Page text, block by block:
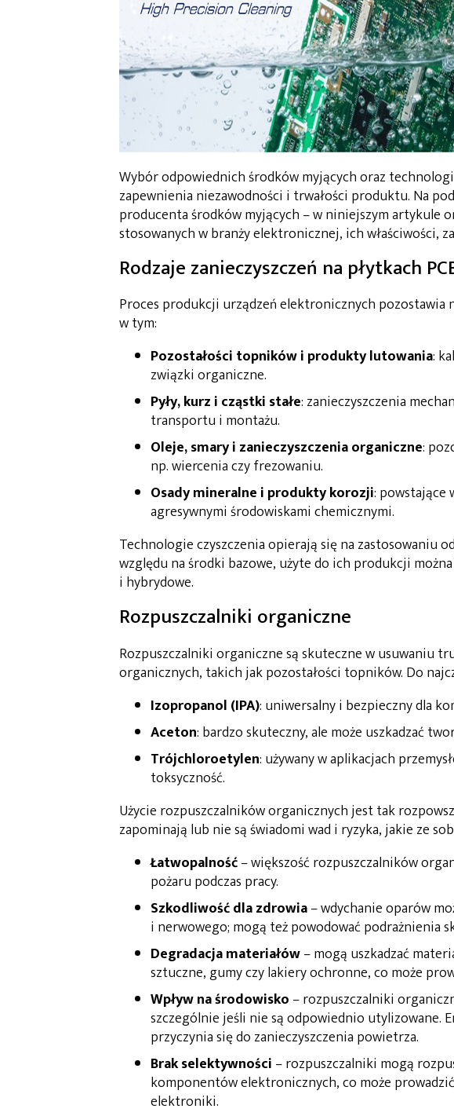
Wybór odpowiednich środków myjących oraz
zapewnienia niezawodności i trwałości produktu. Na
producenta środków myjących – w niniejszym artykule
stosowanych w branży elektronicznej, ich właściwości,
Rodzaje zanieczyszczeń na płytkach
Proces produkcji urządzeń elektronicznych pozostawia
w tym:
Pozostałości topników i produkty lutowania:
związki organiczne.
Pyły, kurz i cząstki stałe: zanieczyszczenia
transportu i montażu.
Oleje, smary i zanieczyszczenia organiczne:
np. wiercenia czy frezowaniu.
Osady mineralne i produkty korozji:
agresywnymi środowiskami chemicznymi.
Technologie czyszczenia opierają się na zastosowaniu
względu na środki bazowe, użyte do ich produkcji
i hybrydowe.
Rozpuszczalniki organiczne
Rozpuszczalniki organiczne są skuteczne w usuwaniu
organicznych, takich jak pozostałości topników. Do
Izopropanol (IPA): uniwersalny i bezpieczny dla
Aceton: bardzo skuteczny, ale może uszkadzać
Trójchloroetylen: używany w aplikacjach
toksyczność.
Użycie rozpuszczalników organicznych jest tak
zapominają lub nie są świadomi wad i ryzyka, jakie ze
Łatwopalność– większość rozpuszczalników
pożaru podczas pracy.
Szkodliwość dla zdrowia– wdychanie oparów
i nerwowego; mogą też powodować podrażnienia
Degradacja materiałów– mogą uszkadzać
sztuczne, gumy czy lakiery ochronne, co może
Wpływ na środowisko – rozpuszczalniki
szczególnie jeśli nie są odpowiednio utylizowane.
przyczynia się do zanieczyszczenia powietrza.
Brak selektywności – rozpuszczalniki mogą
komponentów elektronicznych, co może
elektroniki.